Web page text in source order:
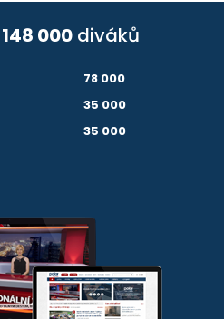
148 000 diváků
78 000
35 000
35 000